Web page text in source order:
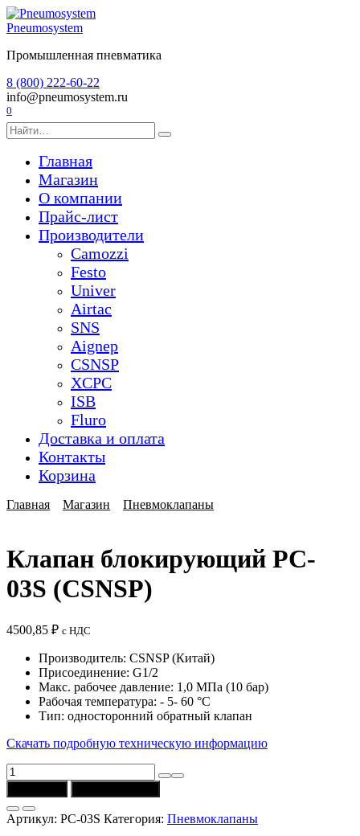
Перейти
к
Pneumosystem
Промышленная пневматика
8 (800) 222-60-22
info@pneumosystem.ru
0
Search
for:
Главная
Магазин
О компании
Прайс-лист
Производители
Camozzi
Festo
Univer
Airtac
SNS
Aignep
CSNSP
XCPC
ISB
Fluro
Доставка и оплата
Контакты
Корзина
Главная Магазин Пневмоклапаны
Клапан блокирующий PC-
03S (CSNSP)
4500,85 ₽ с НДС
Производитель: CSNSP (Китай)
Присоединение: G1/2
Макс. рабочее давление: 1,0 МПа (10 бар)
Рабочая температура: - 5- 60 °C
Тип: односторонний обратный клапан
Скачать подробную техническую информацию
Количество
товара
Клапан
блокирующий
PC-
Артикул: PC-03S Категория: Пневмоклапаны